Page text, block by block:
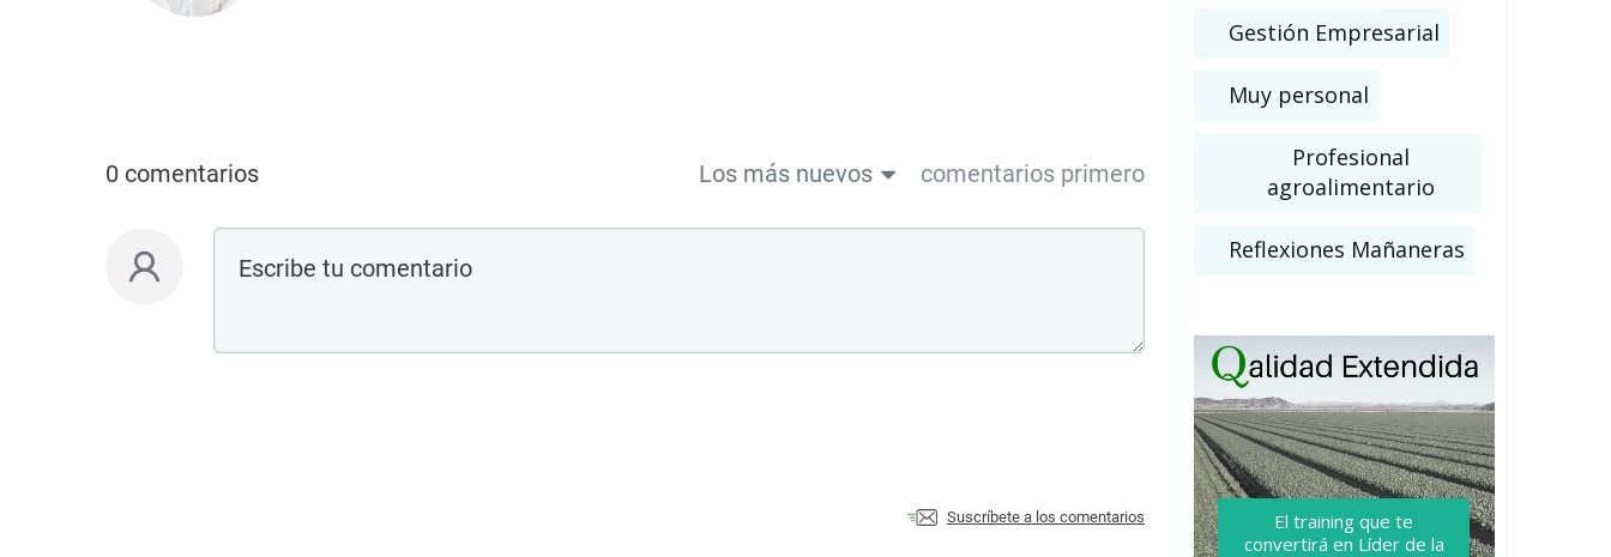
0 comentarios Los más nuevos comentarios primero
Suscríbete a los comentarios
Gestión Empresarial
Muy personal
Profesional
agroalimentario
Reflexiones Mañaneras
El training que te
convertirá en Líder de la